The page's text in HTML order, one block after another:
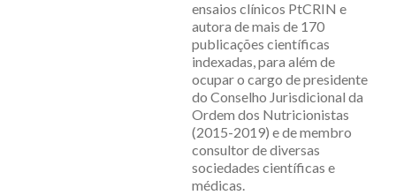
ensaios clínicos PtCRIN e
autora de mais de 170
publicações científicas
indexadas, para além de
ocupar o cargo de presidente
do Conselho Jurisdicional da
Ordem dos Nutricionistas
(2015-2019) e de membro
consultor de diversas
sociedades científicas e
médicas.